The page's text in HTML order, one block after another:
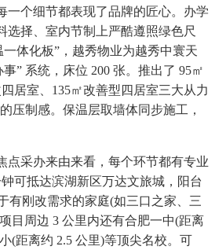
一个细节都表现了品牌的匠心。办学
选择、室内节制上严酷遵照绿色尺
体化板”，越秀物业为越秀中寰天
” 系统，床位 200 张。推出了 95㎡
居室、135㎡改善型四居室三大从力
压制感。保温层取墙体同步施工，
采办来由来看，每个环节都有专业
可抵达滨湖新区万达文旅城，阳台
有刚改需求的家庭(如三口之家、三
目周边 3 公里内还有合肥一中(距离
(距离约 2.5 公里)等顶尖名校。可